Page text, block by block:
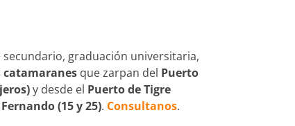
graduación universitaria,
catamaranes que zarpan del Puerto
y desde el Puerto de Tigre
(15 y 25). Consultanos.